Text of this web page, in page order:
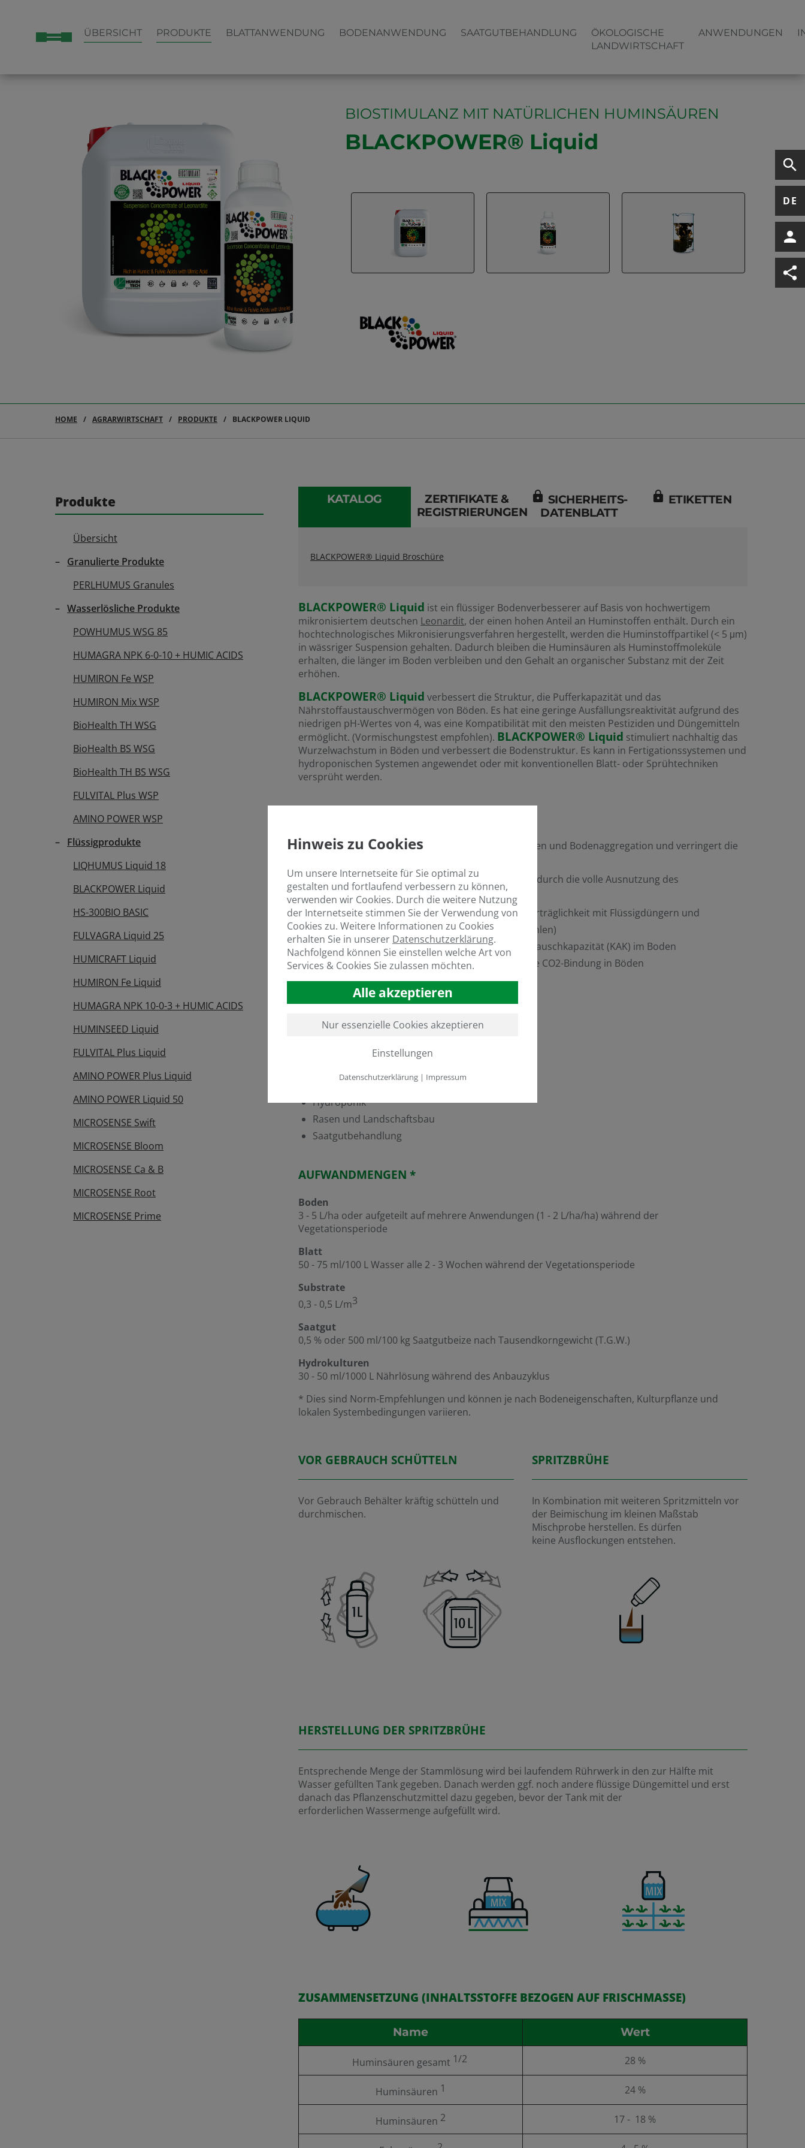
ÜBERSICHT PRODUKTE BLATTANWENDUNG BODENANWENDUNG SAATGUTBEHANDLUNG
ÖKOLOGISCHE
LANDWIRTSCHAFT
ANWENDUNGEN
BIOSTIMULANZ MIT NATÜRLICHEN HUMINSÄUREN
BLACKPOWER® Liquid
DE
HOME AGRARWIRTSCHAFT PRODUKTE BLACKPOWER LIQUID
Produkte
Übersicht
Granulierte Produkte
PERLHUMUS Granules
Wasserlösliche Produkte
POWHUMUS WSG 85
HUMAGRA NPK 6-0-10 + HUMIC ACIDS
HUMIRON Fe WSP
HUMIRON Mix WSP
BioHealth TH WSG
BioHealth BS WSG
BioHealth TH BS WSG
FULVITAL Plus WSP
AMINO POWER WSP
Flüssigprodukte
LIQHUMUS Liquid 18
BLACKPOWER Liquid
HS-300BIO BASIC
FULVAGRA Liquid 25
HUMICRAFT Liquid
HUMIRON Fe Liquid
HUMAGRA NPK 10-0-3 + HUMIC ACIDS
HUMINSEED Liquid
FULVITAL Plus Liquid
AMINO POWER Plus Liquid
AMINO POWER Liquid 50
MICROSENSE Swift
MICROSENSE Bloom
MICROSENSE Ca & B
MICROSENSE Root
MICROSENSE Prime
KATALOG
ZERTIFIKATE &
REGISTRIERUNGEN
lock SICHERHEITS-
DATENBLATT
lock ETIKETTEN
BLACKPOWER® Liquid Broschüre
BLACKPOWER® Liquid ist ein flüssiger Bodenverbesserer auf Basis von hochwertigem
mikronisiertem deutschen Leonardit, der einen hohen Anteil an Huminstoffen enthält. Durch ein
hochtechnologisches Mikronisierungsverfahren hergestellt, werden die Huminstoffpartikel (< 5 μm)
in wässriger Suspension gehalten. Dadurch bleiben die Huminsäuren als Huminstoffmoleküle
erhalten, die länger im Boden verbleiben und den Gehalt an organischer Substanz mit der Zeit
erhöhen.
BLACKPOWER® Liquid verbessert die Struktur, die Pufferkapazität und das
Nährstoffaustauschvermögen von Böden. Es hat eine geringe Ausfällungsreaktivität aufgrund des
niedrigen pH-Wertes von 4, was eine Kompatibilität mit den meisten Pestiziden und Düngemitteln
ermöglicht. (Vormischungstest empfohlen). BLACKPOWER® Liquid stimuliert nachhaltig das
Wurzelwachstum in Böden und verbessert die Bodenstruktur. Es kann in Fertigationssystemen und
hydroponischen Systemen angewendet oder mit konventionellen Blatt- oder Sprühtechniken
versprüht werden.
Unterstützt die Bildung von Ton-Humus-Komplexen und Bodenaggregation und verringert die
Erhöht die Quantität und die Qualität der Erträge durch die volle Ausnutzung des
Nährstoffpotenzials im Boden
Hat eine sehr hohe technische und chemische Verträglichkeit mit Flüssigdüngern und
Pflanzenschutzmitteln (Vormischungstest empfohlen)
Erhöht die biologische Aktivität und Kationenaustauschkapazität (KAK) im Boden
Erhöht die Biomasseproduktion und stimuliert die CO2-Bindung in Böden
ANWENDUNGSGEBIETE
Gemüseanbau
Hydroponik
Rasen und Landschaftsbau
Saatgutbehandlung
AUFWANDMENGEN *
Boden
3 - 5 L/ha oder aufgeteilt auf mehrere Anwendungen (1 - 2 L/ha/ha) während der
Vegetationsperiode
Blatt
50 - 75 ml/100 L Wasser alle 2 - 3 Wochen während der Vegetationsperiode
Substrate
0,3 - 0,5 L/m3
Saatgut
0,5 % oder 500 ml/100 kg Saatgutbeize nach Tausendkorngewicht (T.G.W.)
Hydrokulturen
30 - 50 ml/1000 L Nährlösung während des Anbauzyklus
* Dies sind Norm-Empfehlungen und können je nach Bodeneigenschaften, Kulturpflanze und
lokalen Systembedingungen variieren.
VOR GEBRAUCH SCHÜTTELN
Vor Gebrauch Behälter kräftig schütteln und
durchmischen.
SPRITZBRÜHE
In Kombination mit weiteren Spritzmitteln vor
der Beimischung im kleinen Maßstab
Mischprobe herstellen. Es dürfen
keine Ausflockungen entstehen.
HERSTELLUNG DER SPRITZBRÜHE
Entsprechende Menge der Stammlösung wird bei laufendem Rührwerk in den zur Hälfte mit
Wasser gefüllten Tank gegeben. Danach werden ggf. noch andere flüssige Düngemittel und erst
danach das Pflanzenschutzmittel dazu gegeben, bevor der Tank mit der
erforderlichen Wassermenge aufgefüllt wird.
ZUSAMMENSETZUNG (INHALTSSTOFFE BEZOGEN AUF FRISCHMASSE)
Name Wert
Huminsäuren gesamt 1/2 28 %
Huminsäuren 1 24 %
Huminsäuren 2 17 - 18 %
Hinweis zu Cookies
Um unsere Internetseite für Sie optimal zu
gestalten und fortlaufend verbessern zu können,
verwenden wir Cookies. Durch die weitere Nutzung
der Internetseite stimmen Sie der Verwendung von
Cookies zu. Weitere Informationen zu Cookies
erhalten Sie in unserer Datenschutzerklärung.
Nachfolgend können Sie einstellen welche Art von
Services & Cookies Sie zulassen möchten.
Alle akzeptieren
Nur essenzielle Cookies akzeptieren
Einstellungen
Datenschutzerklärung| Impressum